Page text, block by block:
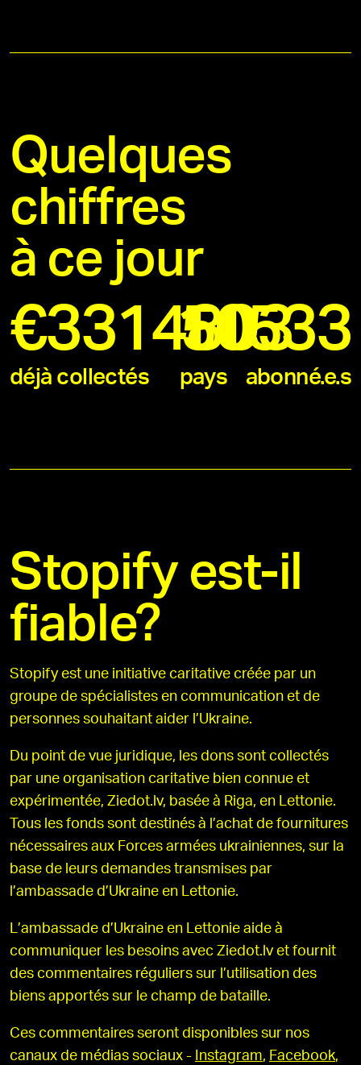
Quelques
chiffres
à ce jour
€3314803
déjà collectés
50
pays
11533
abonné.e.s
Stopify est-il
fiable?
Stopify est une initiative caritative créée par un
groupe de spécialistes en communication et de
personnes souhaitant aider l’Ukraine.
Du point de vue juridique, les dons sont collectés
par une organisation caritative bien connue et
expérimentée, Ziedot.lv, basée à Riga, en Lettonie.
Tous les fonds sont destinés à l’achat de fournitures
nécessaires aux Forces armées ukrainiennes, sur la
base de leurs demandes transmises par
l’ambassade d’Ukraine en Lettonie.
L’ambassade d’Ukraine en Lettonie aide à
communiquer les besoins avec Ziedot.lv et fournit
des commentaires réguliers sur l’utilisation des
biens apportés sur le champ de bataille.
Ces commentaires seront disponibles sur nos
canaux de médias sociaux - Instagram, Facebook,